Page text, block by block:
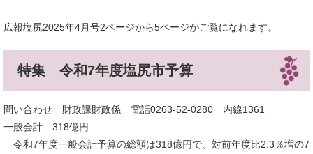
広報塩尻2025年4月号2ページから5ページがご覧になれます。
特集 令和7年度塩尻市予算
問い合わせ 財政課財政係 電話0263-52-0280 内線1361
一般会計 318億円
令和7年度一般会計予算の総額は318億円で、対前年度比2.3％増の7